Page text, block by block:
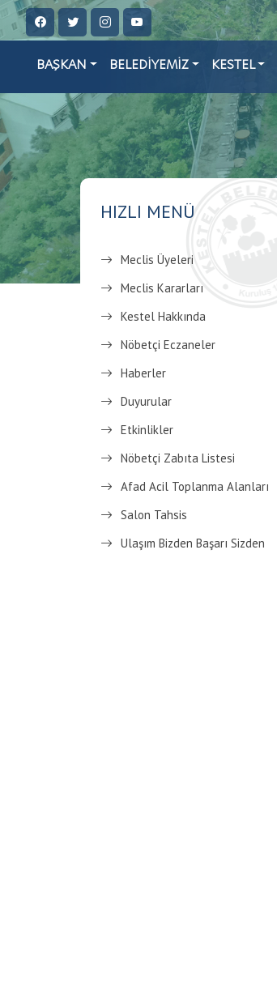
BAŞKAN BELEDİYEMİZ KESTEL
HIZLI MENÜ
Meclis Üyeleri
Meclis Kararları
Kestel Hakkında
Nöbetçi Eczaneler
Haberler
Duyurular
Etkinlikler
Nöbetçi Zabıta Listesi
Afad Acil Toplanma Alanları
Salon Tahsis
Ulaşım Bizden Başarı Sizden